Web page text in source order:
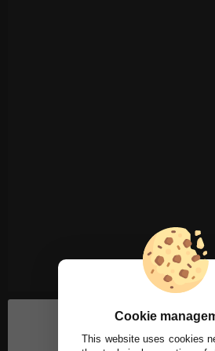
Cookie
This website uses cookies